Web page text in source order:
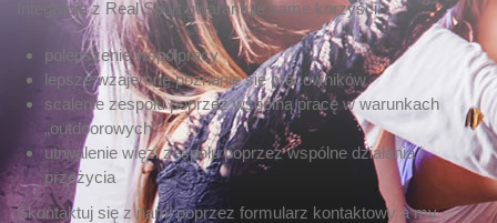
Integracja z Real Sport gwarantuje same korzyści:
polepszenie współpracy
lepsze wzajemne poznanie się pracowników
scalenie zespołu poprzez wspólną pracę w warunkach
„outdoorowych”
utrwalenie więzi zespołu poprzez wspólne działania i
przeżycia
Skontaktuj się z nami poprzez formularz kontaktowy a my